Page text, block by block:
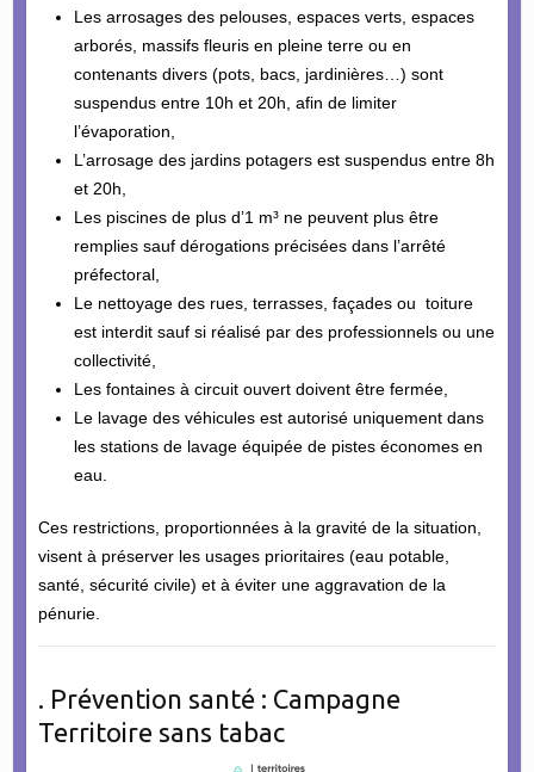
Les arrosages des pelouses, espaces verts, espaces
arborés, massifs fleuris en pleine terre ou en
contenants divers (pots, bacs, jardinières…) sont
suspendus entre 10h et 20h, afin de limiter
l’évaporation,
L’arrosage des jardins potagers est suspendus entre 8h
et 20h,
Les piscines de plus d’1 m³ ne peuvent plus être
remplies sauf dérogations précisées dans l’arrêté
préfectoral,
Le nettoyage des rues, terrasses, façades ou toiture
est interdit sauf si réalisé par des professionnels ou une
collectivité,
Les fontaines à circuit ouvert doivent être fermée,
Le lavage des véhicules est autorisé uniquement dans
les stations de lavage équipée de pistes économes en
eau.
Ces restrictions, proportionnées à la gravité de la situation,
visent à préserver les usages prioritaires (eau potable,
santé, sécurité civile) et à éviter une aggravation de la
pénurie.
. Prévention santé : Campagne
Territoire sans tabac